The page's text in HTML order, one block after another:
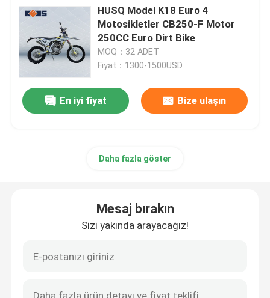
Enduro Kir Bisikletleri
Dört Zamanlı Motokros
2 Zamanlı Motokros
HUSQ Model K18 Euro 4
Motosikletler CB250-F Motor
250CC Euro Dirt Bike
MOQ：32 ADET
Fiyat：1300-1500USD
En iyi fiyat Bize ulaşın
Daha fazla göster
Mesaj bırakın
Sizi yakında arayacağız!